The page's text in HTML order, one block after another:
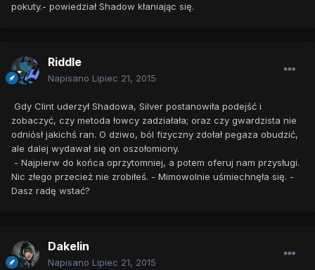
pokuty.- powiedział Shadow kłaniając się.
Riddle
Napisano Lipiec 21, 2015
Gdy Clint uderzył Shadowa, Silver postanowiła podejść i
zobaczyć, czy metoda łowcy zadziałała; oraz czy gwardzista nie
odniósł jakichś ran. O dziwo, ból fizyczny zdołał pegaza obudzić,
ale dalej wydawał się on oszołomiony.
- Najpierw do końca oprzytomniej, a potem oferuj nam przysługi.
Nic złego przecież nie zrobiłeś. - Mimowolnie uśmiechnęła się. -
Dasz radę wstać?
Dakelin
Napisano Lipiec 21, 2015